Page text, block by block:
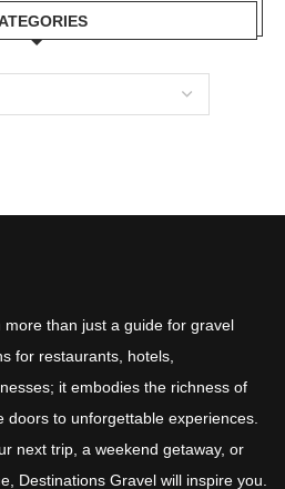
than just a guide for gravel
for restaurants, hotels,
it embodies the richness of
to unforgettable experiences.
next trip, a weekend getaway, or
Destinations Gravel will inspire you.